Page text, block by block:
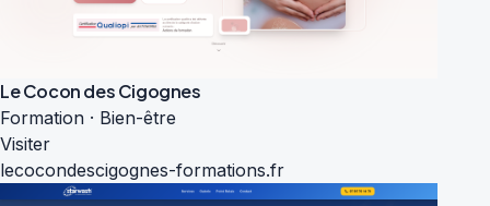
Le Cocon des Cigognes
Formation · Bien-être
Visiter
lecocondescigognes-formations.fr